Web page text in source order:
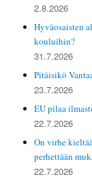
2.8.2026
Hyväosaisten
kouluihin?
31.7.2026
Pitäisikö
23.7.2026
EU pilaa
22.7.2026
On virhe
perhettään
22.7.2026